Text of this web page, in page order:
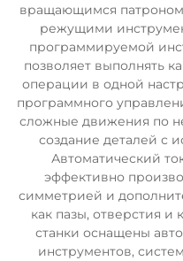
вращающимся патроном
режущими
программируемой
позволяет выполнять
операции в одной
программного
сложные движения по
создание деталей с
Автоматический
эффективно
симметрией и
как пазы, отверстия и
станки оснащены
инструментов,